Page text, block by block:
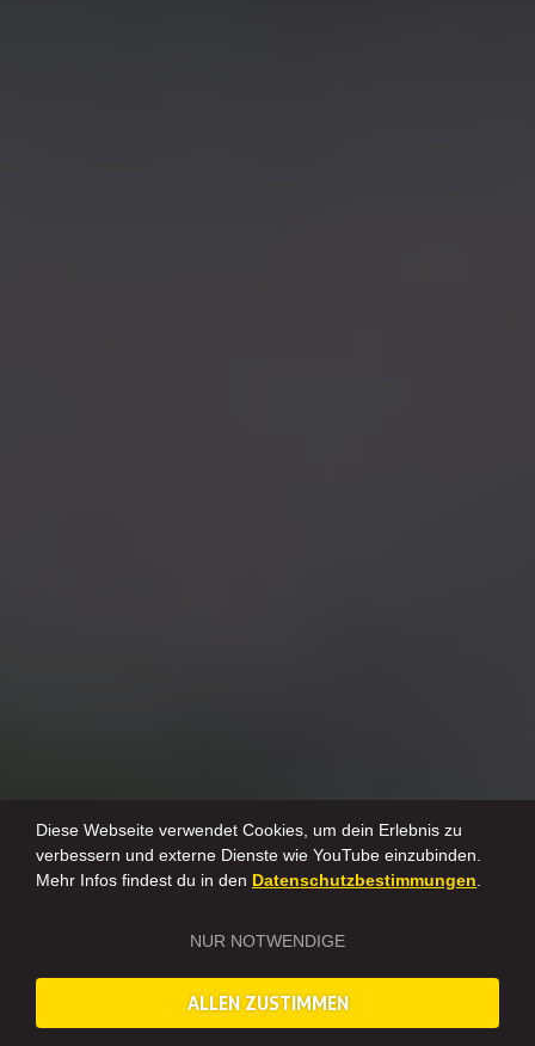
Diese Webseite verwendet Cookies, um dein Erlebnis zu
verbessern und externe Dienste wie YouTube einzubinden.
Mehr Infos findest du in den Datenschutzbestimmungen.
NUR NOTWENDIGE
ALLEN ZUSTIMMEN